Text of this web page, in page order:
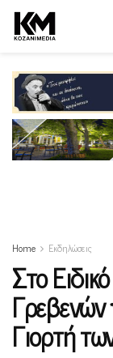
Home Εκδηλώσεις
Στο
Γρεβενών
Γιορτή